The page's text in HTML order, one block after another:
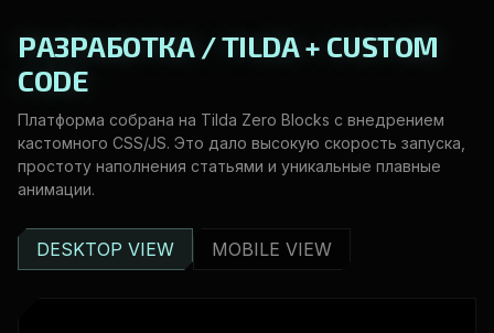
РАЗРАБОТКА / TILDA + CUSTOM
CODE
Платформа собрана на Tilda Zero Blocks с внедрением
кастомного CSS/JS. Это дало высокую скорость запуска,
простоту наполнения статьями и уникальные плавные
анимации.
DESKTOP VIEW MOBILE VIEW